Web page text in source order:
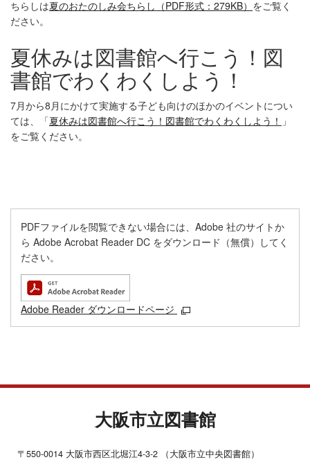
ちらしは夏のおたのしみ会ちらし（PDF形式：279KB） をご覧く
ださい。
夏休みは図書館へ行こう！図
書館でわくわくしよう！
7月から8月にかけて実施する子ども向けのほかのイベントについ
ては、「夏休みは図書館へ行こう！図書館でわくわくしよう！ 」
をご覧ください。
PDFファイルを閲覧できない場合には、Adobe 社のサイトか
ら Adobe Acrobat Reader DC をダウンロード（無償）してく
ださい。
Adobe Reader ダウンロードページ
大阪市立図書館
〒550-0014 大阪市西区北堀江4-3-2 （大阪市立中央図書館）